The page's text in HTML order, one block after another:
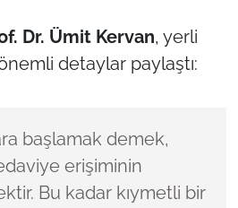
Dr. Ümit Kervan, yerli
detaylar paylaştı:
başlamak demek,
erişiminin
Bu kadar kıymetli bir